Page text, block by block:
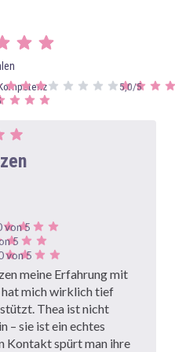
5,0/5
von 5
5
von 5
meine Erfahrung mit
hat mich wirklich tief
Thea ist nicht
– sie ist ein echtes
Kontakt spürt man ihre